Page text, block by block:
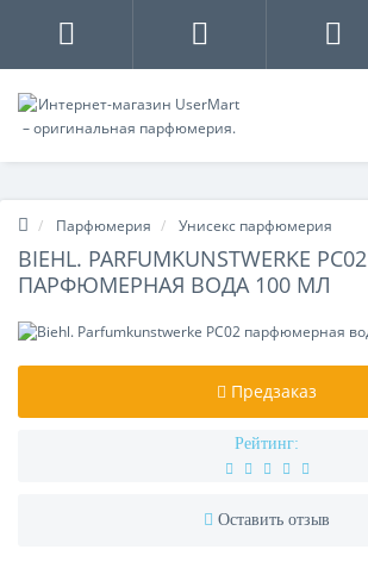
Парфюмерия Унисекс парфюмерия
BIEHL. PARFUMKUNSTWERKE PC02
ПАРФЮМЕРНАЯ ВОДА 100 МЛ
Предзаказ
Рейтинг:
Оставить отзыв